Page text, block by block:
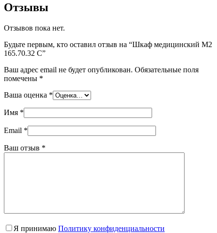
Отзывы
Отзывов пока нет.
Будьте первым, кто оставил отзыв на “Шкаф медицинский М2
165.70.32 С”
Ваш адрес email не будет опубликован. Обязательные поля
помечены *
Ваша оценка *
Имя *
Email *
Ваш отзыв *
Я принимаю Политику конфиденциальности